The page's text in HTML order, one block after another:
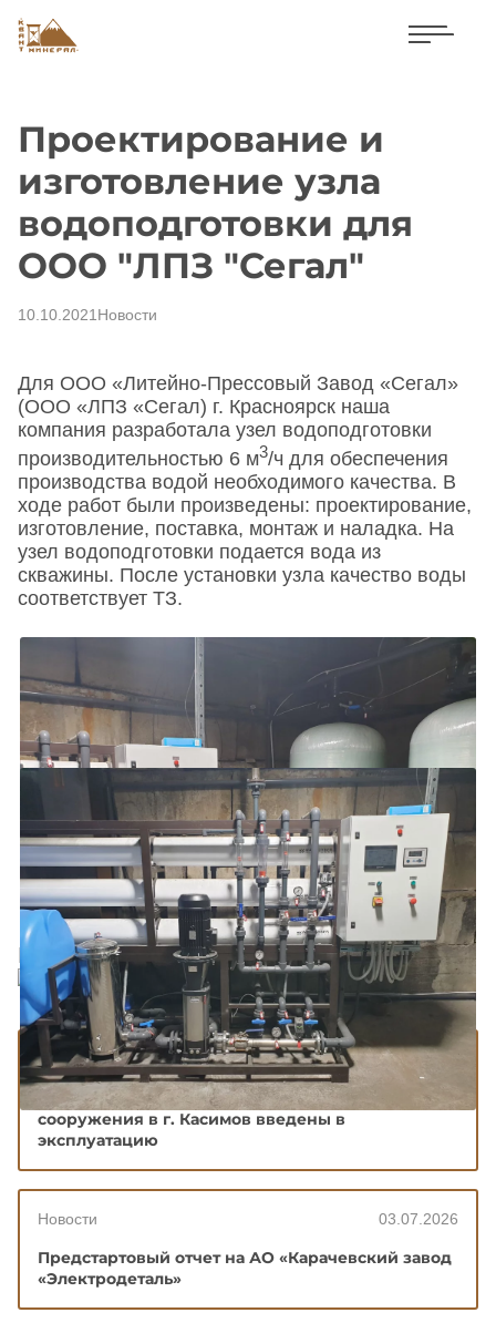
Проектирование и
изготовление узла
водоподготовки для
ООО "ЛПЗ "Сегал"
10.10.2021 Новости
Для ООО «Литейно-Прессовый Завод «Сегал»
(ООО «ЛПЗ «Сегал) г. Красноярск наша
компания разработала узел водоподготовки
производительностью 6 м3/ч для обеспечения
производства водой необходимого качества. В
ходе работ были произведены: проектирование,
изготовление, поставка, монтаж и наладка. На
узел водоподготовки подается вода из
скважины. После установки узла качество воды
соответствует ТЗ.
Поделиться в соц. сетях
Новости 10.07.2026
АО "ГРПЗ" задает новый стандарт: очистные
сооружения в г. Касимов введены в
эксплуатацию
Новости 03.07.2026
Предстартовый отчет на АО «Карачевский завод
«Электродеталь»